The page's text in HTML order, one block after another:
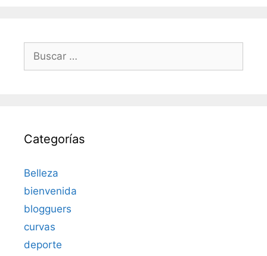
Buscar:
Categorías
Belleza
bienvenida
blogguers
curvas
deporte